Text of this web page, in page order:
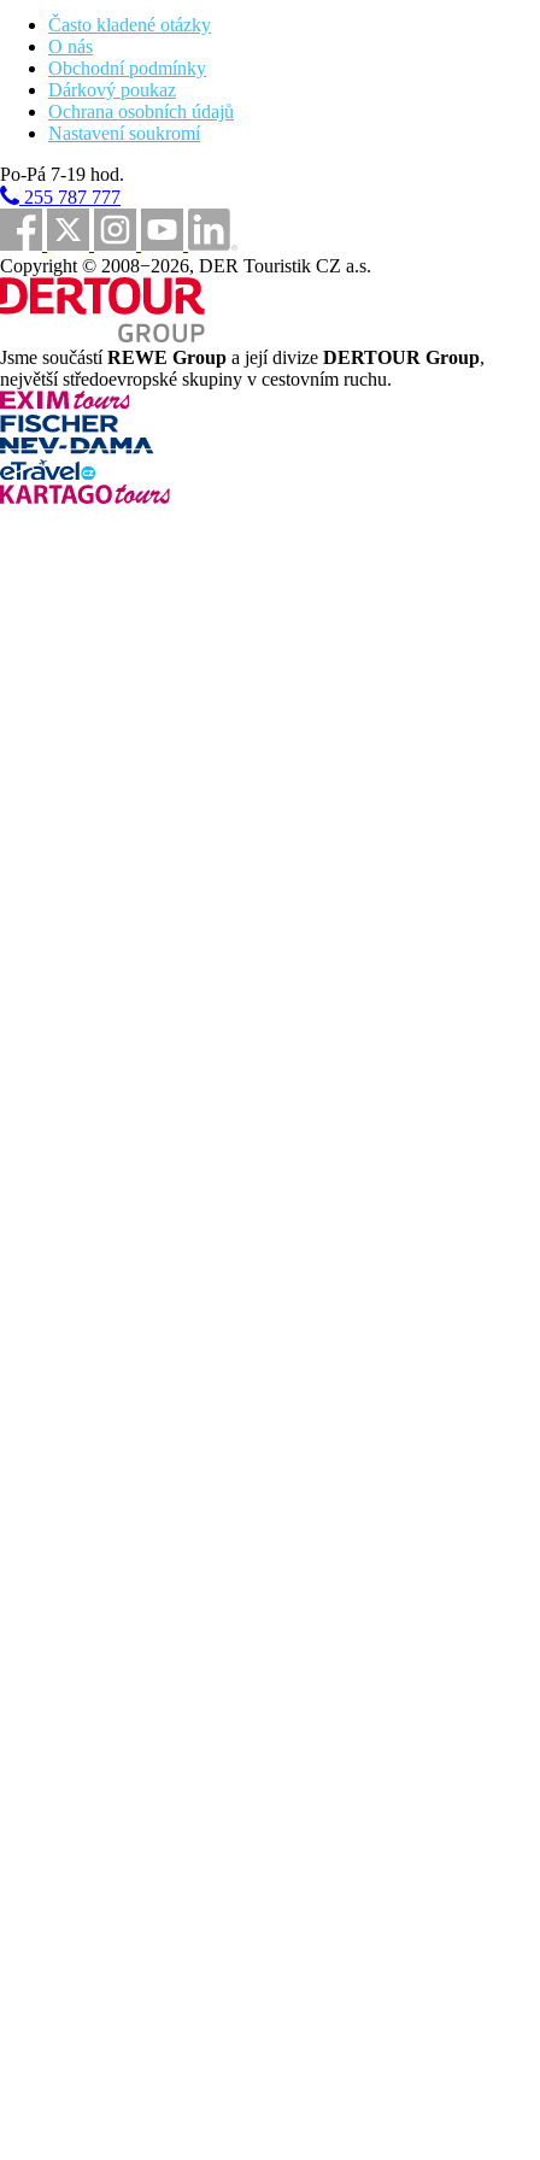
Dětský bazén
Lehátka u bazénu
Slunečníky u bazénu
Fotogalerie
Často kladené otázky
O nás
Obchodní podmínky
Dárkový poukaz
Ochrana osobních údajů
Nastavení soukromí
Po-Pá 7-19 hod.
255 787 777
Copyright © 2008−2026, DER Touristik CZ a.s.
Jsme součástíREWE Group a její divize DERTOUR Group,
největší středoevropské skupiny v cestovním ruchu.